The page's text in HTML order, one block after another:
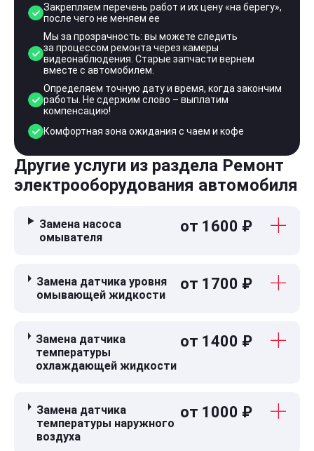
Закрепляем перечень работ и их цену «на берегу»,
после чего не меняем ее
Мы за прозрачность: вы можете следить
за процессом ремонта через камеры
видеонаблюдения. Старые запчасти вернем
вместе с автомобилем.
Определяем точную дату и время, когда закончим
работы. Не сдержим слово – выплатим
компенсацию!
Комфортная зона ожидания с чаем и кофе
Другие услуги из раздела Ремонт
электрооборудования автомобиля
Замена насоса
омывателя
от 1600 ₽
Замена датчика уровня
омывающей жидкости
от 1700 ₽
Замена датчика
температуры
охлаждающей жидкости
от 1400 ₽
Замена датчика
температуры наружного
воздуха
от 1000 ₽